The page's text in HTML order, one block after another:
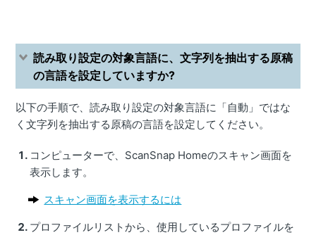
読み取り設定の対象言語に、文字列を抽出する原稿
の言語を設定していますか?
以下の手順で、読み取り設定の対象言語に「自動」ではな
く文字列を抽出する原稿の言語を設定してください。
コンピューターで、ScanSnap Homeのスキャン画面を
表示します。
スキャン画面を表示するには
プロファイルリストから、使用しているプロファイルを